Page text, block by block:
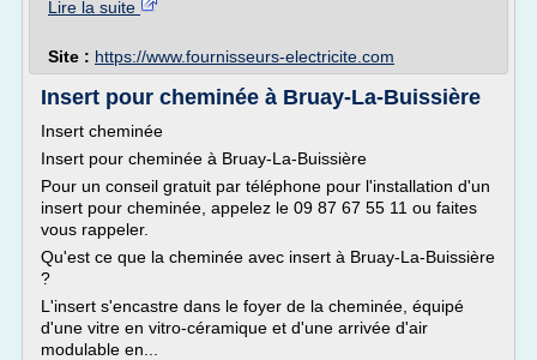
Lire la suite
Site : https://www.fournisseurs-electricite.com
Insert pour cheminée à Bruay-La-Buissière
Insert cheminée
Insert pour cheminée à Bruay-La-Buissière
Pour un conseil gratuit par téléphone pour l'installation d'un
insert pour cheminée, appelez le 09 87 67 55 11 ou faites
vous rappeler.
Qu'est ce que la cheminée avec insert à Bruay-La-Buissière
?
L'insert s'encastre dans le foyer de la cheminée, équipé
d'une vitre en vitro-céramique et d'une arrivée d'air
modulable en...